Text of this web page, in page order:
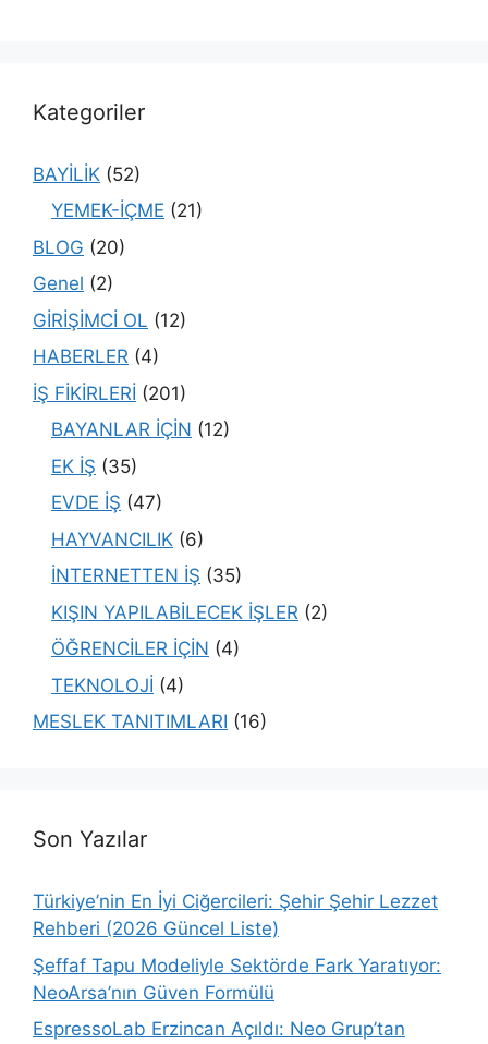
Kategoriler
BAYİLİK (52)
YEMEK-İÇME (21)
BLOG (20)
Genel (2)
GİRİŞİMCİ OL (12)
HABERLER (4)
İŞ FİKİRLERİ (201)
BAYANLAR İÇİN (12)
EK İŞ (35)
EVDE İŞ (47)
HAYVANCILIK (6)
İNTERNETTEN İŞ (35)
KIŞIN YAPILABİLECEK İŞLER (2)
ÖĞRENCİLER İÇİN (4)
TEKNOLOJİ (4)
MESLEK TANITIMLARI (16)
Son Yazılar
Türkiye’nin En İyi Ciğercileri: Şehir Şehir Lezzet
Rehberi (2026 Güncel Liste)
Şeffaf Tapu Modeliyle Sektörde Fark Yaratıyor:
NeoArsa’nın Güven Formülü
EspressoLab Erzincan Açıldı: Neo Grup’tan